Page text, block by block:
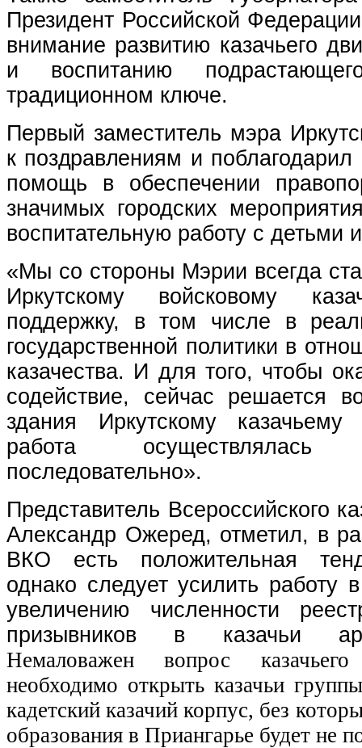
Президент Российской
внимание развитию казачьего
и воспитанию
традиционном ключе.
Первый заместитель мэра
к поздравлениям и
помощь в обеспечении
значимых городских
воспитательную работу с детьми
«Мы со стороны Мэрии всегда
Иркутскому войсковому
поддержку, в том числе в
государственной политики в
казачества. И для того, чтобы
содействие, сейчас решается
здания Иркутскому
работа
последовательно».
Представитель Всероссийского
Александр Ожеред, отметил, в
ВКО есть положительная
однако следует усилить работу
увеличению численности
призывников в казачьи
Немаловажен вопрос
необходимо открыть казачьи
кадетский казачий корпус, без
образования в Приангарье будет не